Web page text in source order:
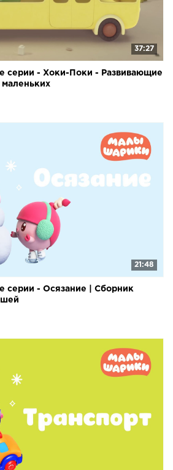
37:27
серии - Хоки-Поки - Развивающие
маленьких
21:48
серии - Осязание | Сборник